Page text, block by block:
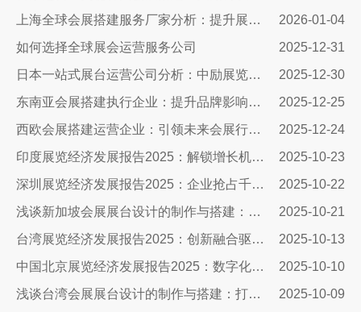
上海全球会展搭建服务厂家分析：提升展会质量与体验的关键
2026-01-04
如何选择全球展会运营服务公司
2025-12-31
日本一站式展台运营公司分析：中励展览设计搭建公司
2025-12-30
东南亚会展搭建执行企业：提升品牌影响力与业务拓展的关键伙伴
2025-12-25
西欧会展搭建运营企业：引领未来会展行业的先锋力量
2025-12-24
印度展览经济发展报告2025：解锁增长机遇与策略指南
2025-10-23
深圳展览经济发展报告2025：企业抢占千亿市场的展台设计搭建全攻略
2025-10-22
浅谈新加坡会展展台设计的制作与搭建：抢占东南亚市场的高端窗口
2025-10-21
台湾展览经济发展报告2025：创新融合驱动千亿商机
2025-10-13
中国北京展览经济发展报告2025：数字化赋能，开启展台设计新纪元
2025-10-10
浅谈台湾会展展台设计的制作与搭建：打造引人注目的展台艺术
2025-10-09